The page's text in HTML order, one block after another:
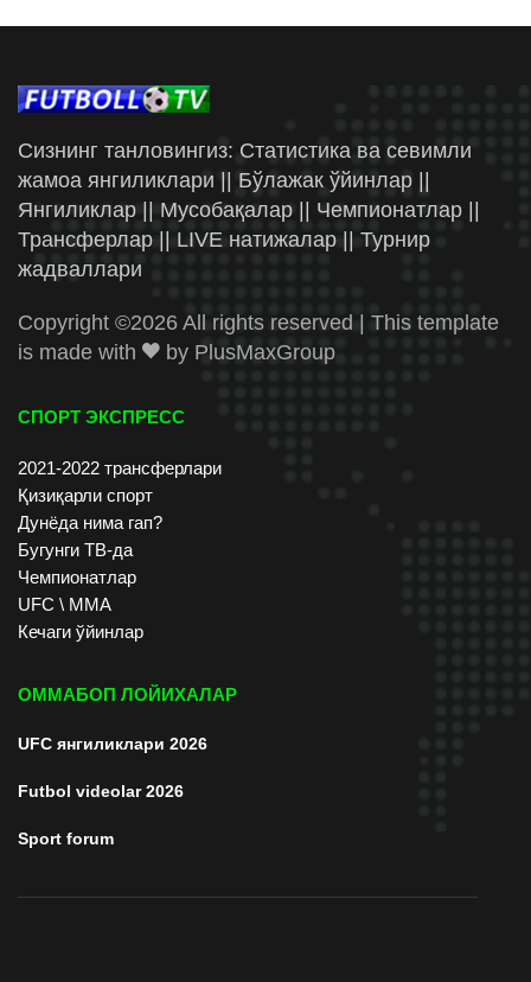
Сизнинг танловингиз: Статистика ва севимли
жамоа янгиликлари || Бўлажак ўйинлар ||
Янгиликлар || Мусобақалар || Чемпионатлар ||
Трансферлар || LIVE натижалар || Турнир
жадваллари
Copyright ©2026 All rights reserved | This template
is made with
by PlusMaxGroup
СПОРТ ЭКСПРЕСС
2021-2022 трансферлари
Қизиқарли спорт
Дунёда нима гап?
Бугунги ТВ-да
Чемпионатлар
UFC \ ММА
Кечаги ўйинлар
ОММАБОП ЛОЙИХАЛАР
UFC янгиликлари 2026
Futbol videolar 2026
Sport forum